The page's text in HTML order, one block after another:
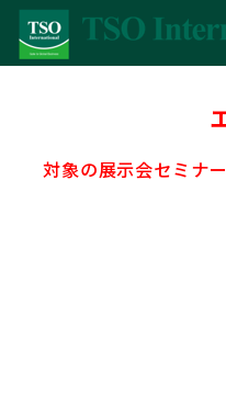
対象の展示会セミナ